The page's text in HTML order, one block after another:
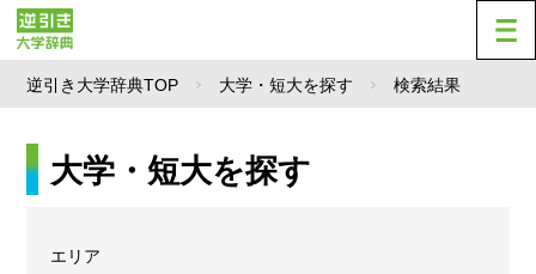
逆引き大学辞典TOP 大学・短大を探す 検索結果
大学・短大を探す
エリア